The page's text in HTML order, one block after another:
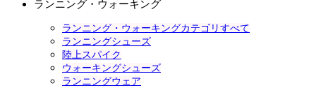
ランニング・ウォーキング
ランニング・ウォーキングカテゴリすべて
ランニングシューズ
陸上スパイク
ウォーキングシューズ
ランニングウェア